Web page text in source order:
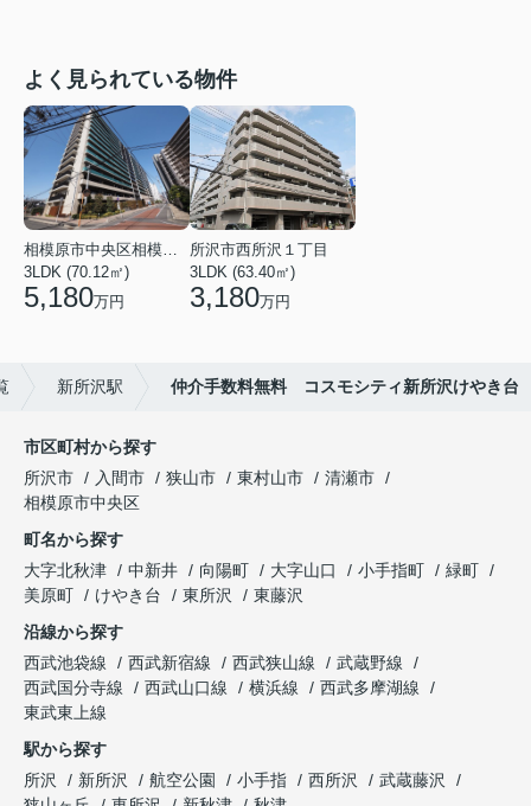
よく見られている物件
相模原市中央区相模原３丁目
3LDK (70.12㎡)
5,180万円
所沢市西所沢１丁目
3LDK (63.40㎡)
3,180万円
新所沢駅 仲介手数料無料 コスモシティ新所沢けやき台
市区町村から探す
所沢市
入間市 狭山市 東村山市
清瀬市
相模原市中央区
町名から探す
大字北秋津
中新井 向陽町 大字山口 小手指町
緑町
美原町
けやき台 東所沢
東藤沢
沿線から探す
西武池袋線
西武新宿線 西武狭山線
武蔵野線
西武国分寺線
西武山口線 横浜線
西武多摩湖線
東武東上線
駅から探す
所沢
新所沢 航空公園 小手指 西所沢
武蔵藤沢